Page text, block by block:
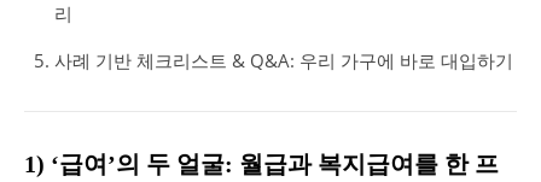
리
사례 기반 체크리스트 & Q&A: 우리 가구에 바로 대입하기
1) ‘급여’의 두 얼굴: 월급과 복지급여를 한 프